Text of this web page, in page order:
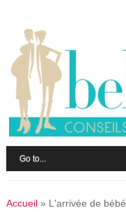
Accueil» L'arrivée de bébé